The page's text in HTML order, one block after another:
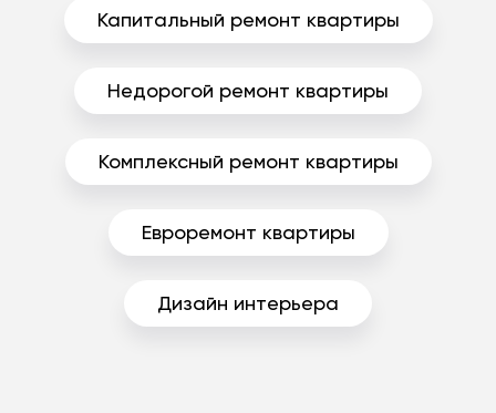
Капитальный ремонт квартиры
Недорогой ремонт квартиры
Комплексный ремонт квартиры
Евроремонт квартиры
Дизайн интерьера